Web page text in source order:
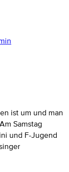
ist um und man
Samstag
und F-Jugend